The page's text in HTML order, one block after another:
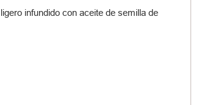
infundido con aceite de semilla de